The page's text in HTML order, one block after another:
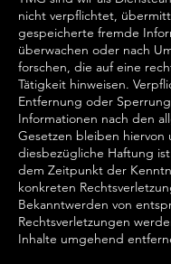
nicht verpflichtet,
gespeicherte fremde
überwachen oder nach
forschen, die auf eine
Tätigkeit hinweisen.
Entfernung oder
Informationen nach den
Gesetzen bleiben hiervon
diesbezügliche Haftung
dem Zeitpunkt der
konkreten
Bekanntwerden von
Rechtsverletzungen
Inhalte umgehend